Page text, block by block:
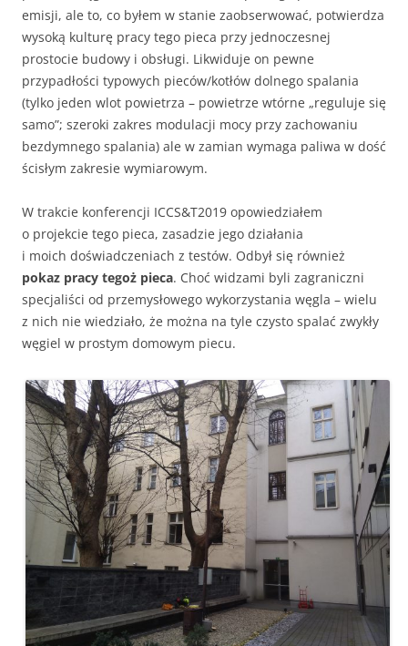
emisji, ale to, co byłem w stanie zaobserwować, potwierdza
wysoką kulturę pracy tego pieca przy jednoczesnej
prostocie budowy i obsługi. Likwiduje on pewne
przypadłości typowych pieców/kotłów dolnego spalania
(tylko jeden wlot powietrza – powietrze wtórne „reguluje się
samo”; szeroki zakres modulacji mocy przy zachowaniu
bezdymnego spalania) ale w zamian wymaga paliwa w dość
ścisłym zakresie wymiarowym.
W trakcie konferencji ICCS&T2019 opowiedziałem
o projekcie tego pieca, zasadzie jego działania
i moich doświadczeniach z testów. Odbył się również
pokaz pracy tegoż pieca. Choć widzami byli zagraniczni
specjaliści od przemysłowego wykorzystania węgla – wielu
z nich nie wiedziało, że można na tyle czysto spalać zwykły
węgiel w prostym domowym piecu.